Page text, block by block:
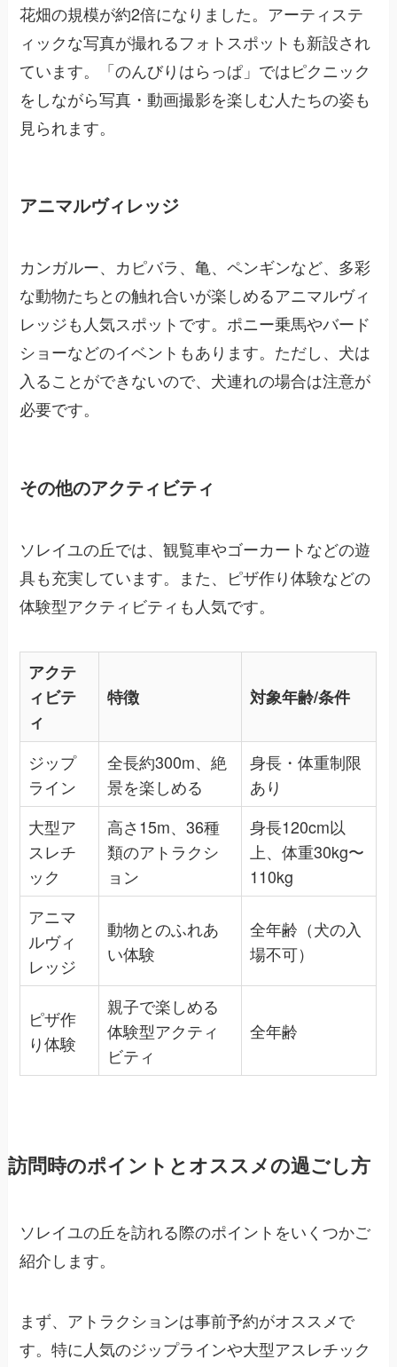
花畑の規模が約2倍になりました。アーティステ
ィックな写真が撮れるフォトスポットも新設され
ています。「のんびりはらっぱ」ではピクニック
をしながら写真・動画撮影を楽しむ人たちの姿も
見られます。
アニマルヴィレッジ
カンガルー、カピバラ、亀、ペンギンなど、多彩
な動物たちとの触れ合いが楽しめるアニマルヴィ
レッジも人気スポットです。ポニー乗馬やバード
ショーなどのイベントもあります。ただし、犬は
入ることができないので、犬連れの場合は注意が
必要です。
その他のアクティビティ
ソレイユの丘では、観覧車やゴーカートなどの遊
具も充実しています。また、ピザ作り体験などの
体験型アクティビティも人気です。
アクテ
ィビテ
ィ
特徴 対象年齢/条件
ジップ
ライン
全長約300m、絶
景を楽しめる
身長・体重制限
あり
大型ア
スレチ
ック
高さ15m、36種
類のアトラクシ
ョン
身長120cm以
上、体重30kg〜
110kg
アニマ
ルヴィ
レッジ
動物とのふれあ
い体験
全年齢（犬の入
場不可）
ピザ作
り体験
親子で楽しめる
体験型アクティ
ビティ
全年齢
訪問時のポイントとオススメの過ごし方
ソレイユの丘を訪れる際のポイントをいくつかご
紹介します。
まず、アトラクションは事前予約がオススメで
す。特に人気のジップラインや大型アスレチック